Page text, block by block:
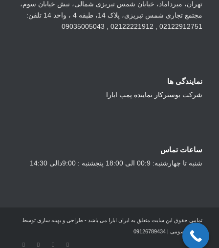
تهران، میرداماد، خیابان شمس تبریزی شمالی، نبش خیابان سوم،
مجتمع تجاری شمس تبریزی، پلاک 14، طبقه 4 ، واحد 14 تلفن:
02122912751 , 02122221912 , 09035005043
نمایندگی ها
شرکت بوسترکار نماینده پمپ ابارا
ساعات تماس
شنبه تا چهارشنبه: 00:9 الی 18:00 پنجشنبه : 9:00دالی 14:30
تمامی حقوق این سایت متعلق به ایران ابارا می باشد - طراحی و بهینه سازی توسط
عماد معصومی | 09126789434